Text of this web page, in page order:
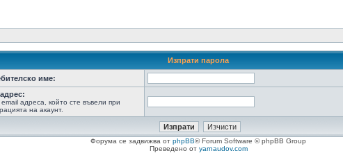
Изпрати парола
име:
адреса, който сте въвели при
на акаунт.
Форума се задвижва от phpBB® Forum Software © phpBB Group
Преведено от yarnaudov.com